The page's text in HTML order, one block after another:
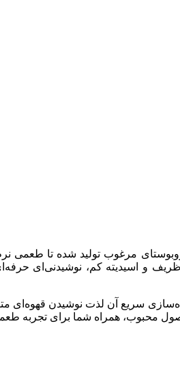
روبوستای مرغوب تولید شده تا طعمی
و اسیدیته کم، نوشیدنی‌ای
سریع آن لذت نوشیدن
محبوب، همراه شما برای